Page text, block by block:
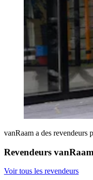
vanRaam a des revendeurs
Revendeurs vanRaam
Voir tous les revendeurs